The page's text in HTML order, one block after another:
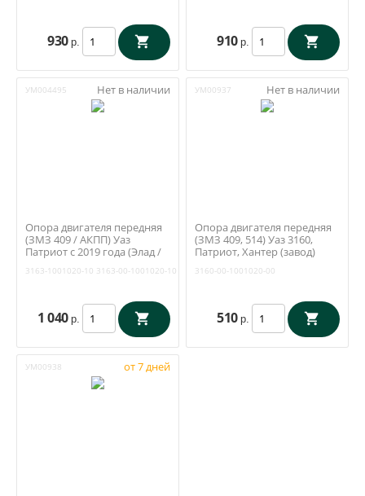
930 р. 910 р.
УМ004495 Нет в наличии
Опора двигателя передняя
(ЗМЗ 409 / АКПП) Уаз
Патриот с 2019 года (Элад /
10
3163-1001020-10 3163-00-1001020-10
1 040 р.
УМ00937 Нет в наличии
Опора двигателя передняя
(ЗМЗ 409, 514) Уаз 3160,
Патриот, Хантер (завод)
00
3160-00-1001020-00
510 р.
УМ00938 от 7 дней